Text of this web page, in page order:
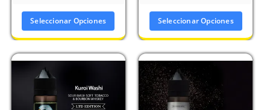
Seleccionar Opciones Seleccionar Opciones